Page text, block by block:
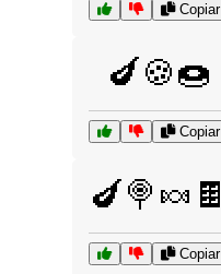
Copiar
🍆🍪🍩
Copiar
🍆🍭🍬🍫
Copiar